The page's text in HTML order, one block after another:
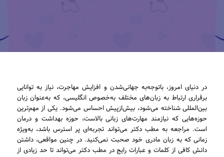
در دنیای امروز، باتوجه‌به جهانی‌شدن و افزایش مهاجرت‌، نیاز به توانایی
برقراری ارتباط به زبان‌های مختلف به‌خصوص انگلیسی، که به‌عنوان زبان
بین‌المللی شناخته می‌شود، بیش‌ازپیش احساس می‌شود. یکی از مهم‌ترین
حوزه‌هایی که نیازمند مهارت‌های زبانی بالاست، حوزه بهداشت و درمان
است. مراجعه به مطب دکتر می‌تواند تجربه‌ای پر استرس باشد، به‌ویژه
زمانی که به زبان مادری خود صحبت نمی‌کنید. در چنین مواقعی، داشتن
دانش کافی از کلمات و عبارات رایج در مطب دکتر می‌تواند تا حد زیادی از